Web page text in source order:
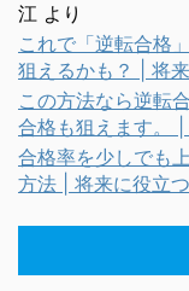
江 より
これで「逆転合格
狙えるかも？ | 将
この方法なら逆転
合格も狙えます。
合格率を少しでも
方法 | 将来に役立